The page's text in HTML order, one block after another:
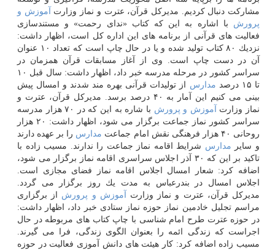
مشاركت دنبال كردیم. مدیركل قرآن، عترت و نماز وزارت
آموزش و
پرورش با اشاره به این كه كتاب «ندای رحمت» و مستندسازی
فعالیت های قرآنی از برنامه های این اداره كل است، اظهار داشت:
نزدیك ۸۰ كتاب تولید شده و یا در حال چاپ است كه تعداد ۱۰ عنوان
آن در دست چاپ است. وی از آغاز مسابقات قرآن همزمان در
سراسر كشور در مرحله مدرسه خبر داد، اظهار داشت: سال قبل ۱۰
تا ۱۵ درصد
مدارس از تولیدات قرآنی بهره مند شدند و امسال پیش
بینی می كنیم این آمار به ۴۰ درصد برسد. مدیركل قرآن، عترت و
نماز وزارت
آموزش و پرورش
با شاره به این كه در ۷۰ هزار مدرسه
سراسر كشور نماز جماعت برگزار می شود، اظهار داشت: ۲۰ هزار
روحانی ۴۰ هزار فرهنگی نقش امام جماعت
مدارس را بر عهده دارند
و سایر مدارس شرایط اقامه نماز جماعت را ندارند. مسیب زاده با
تاكید بر این كه ۳۰ آذر اجلاس سراسری اقامه نماز برگزار می شود،
اضافه كرد: شعار امسال اجلاس اقامه نماز فضای مجازی است.
اجلاس امسال در بندرعباس به مدت یك روز برگزار می گردد.
مدیركل قرآن، عترت و نماز وزارت
آموزش و پرورش از برگزاری
مراسم تجلیل خادمین نماز حوزه نماز ستادی خبر داد، اظهار داشت:
در حوزه عترت طرح امام شناسی با چاپ كتاب های مربوطه در حال
اجراست كه زندگی ائمه را بعنوان الگوی زندگی، فرا می گیرند.
مسیب زاده اضافه كرد: كار هیئت های دانش آموزی فعالیت در حوزه